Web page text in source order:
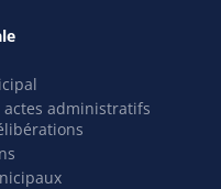
actes administratifs